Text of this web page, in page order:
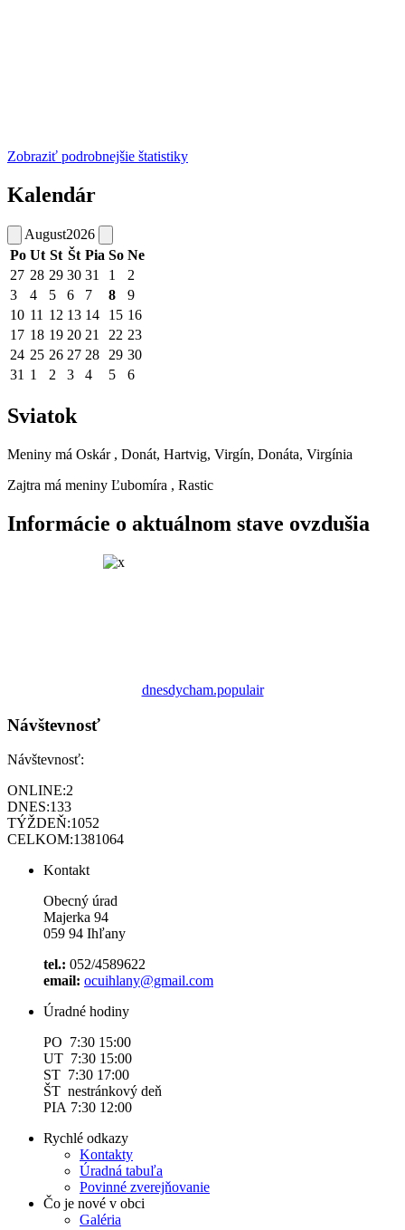
Zobraziť podrobnejšie štatistiky
Kalendár
August2026
Po Ut St Št Pia So Ne
27 28 29 30 31 1
2
3
4 5 6 7 8
9
10 11 12 13 14 15 16
17 18 19 20 21 22 23
24 25 26 27 28 29 30
31 1 2 3 4 5 6
Sviatok
Meniny má Oskár , Donát, Hartvig, Virgín, Donáta, Virgínia
Zajtra má meniny Ľubomíra , Rastic
Informácie o aktuálnom stave ovzdušia
dnesdycham.populair
Návštevnosť
Návštevnosť:
ONLINE:2
DNES:133
TÝŽDEŇ:1052
CELKOM:1381064
Kontakt
Obecný úrad
Majerka 94
059 94 Ihľany
tel.: 052/4589622
email: ocuihlany@gmail.com
Úradné hodiny
PO 7:30 15:00
UT 7:30 15:00
ST 7:30 17:00
ŠT nestránkový deň
PIA 7:30 12:00
Rychlé odkazy
Kontakty
Úradná tabuľa
Povinné zverejňovanie
Čo je nové v obci
Galéria